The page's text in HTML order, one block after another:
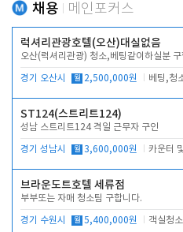
채용 메인포커스
럭셔리관광호텔(오산)대실없음
오산(럭셔리관광) 청소,베팅같이하실분
경기 오산시 월 2,500,000원 베팅,청
ST124(스트리트124)
성남 스트리트124 격일 근무자 구인
경기 성남시 월 3,600,000원
브라운도트호텔 세류점
부부또는 자매 청소팀 구합니다.
경기 수원시 월 5,400,000원 객실청